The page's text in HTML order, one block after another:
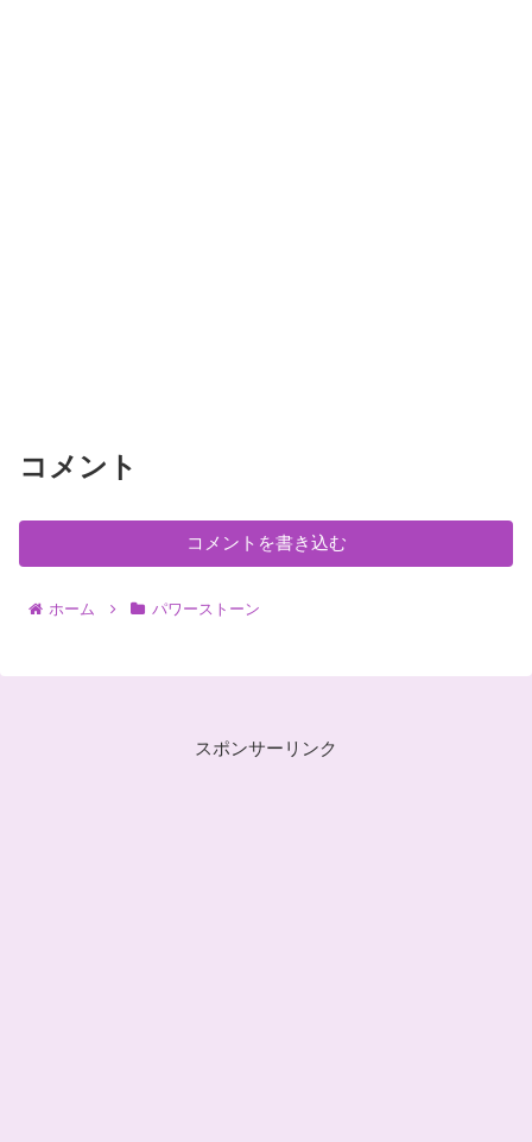
コメント
コメントを書き込む
ホーム パワーストーン
スポンサーリンク